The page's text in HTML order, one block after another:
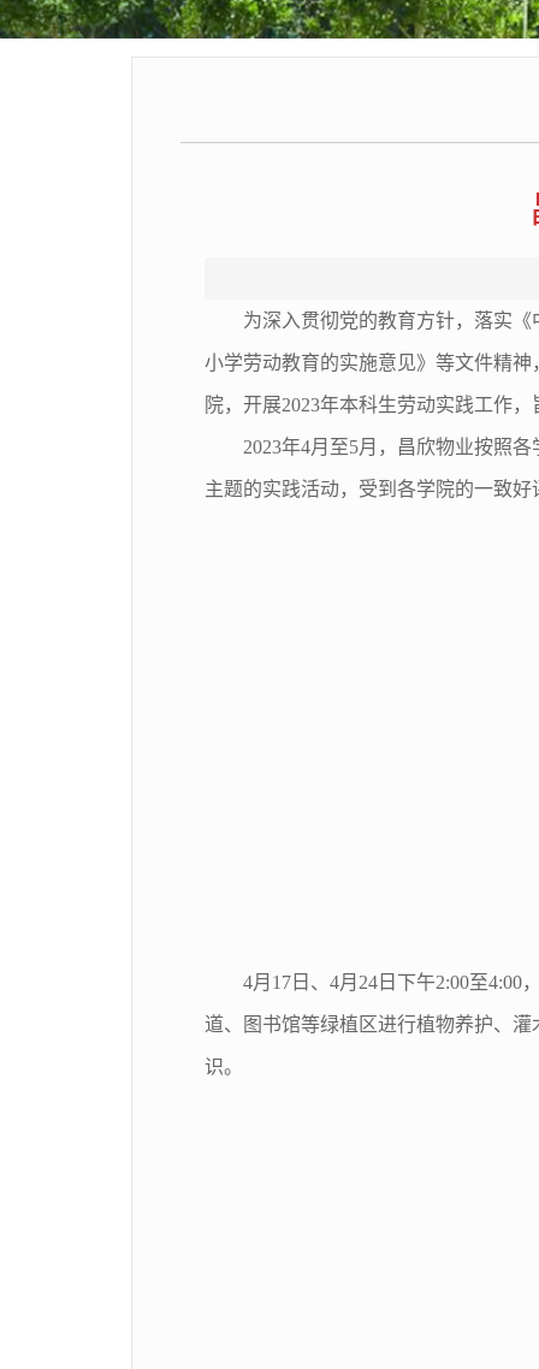
为深入贯彻党的教育方针，落实
小学劳动教育的实施意见》等文件精
院，开展2023年本科生劳动实践工作
2023年4月至5月，昌欣物业按照
主题的实践活动，受到各学院的一致
4月17日、4月24日下午2:00至
道、图书馆等绿植区进行植物养护、
识。